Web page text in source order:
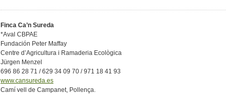
Finca Ca’n Sureda
*Aval CBPAE
Fundación Peter Maffay
Centre d’Agricultura i Ramaderia Ecològica
Jürgen Menzel
696 86 28 71 / 629 34 09 70 / 971 18 41 93
www.cansureda.es
Camí vell de Campanet, Pollença.